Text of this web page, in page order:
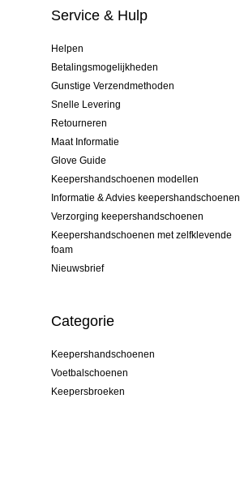
Service & Hulp
Helpen
Betalingsmogelijkheden
Gunstige Verzendmethoden
Snelle Levering
Retourneren
Maat Informatie
Glove Guide
Keepershandschoenen modellen
Informatie & Advies keepershandschoenen
Verzorging keepershandschoenen
Keepershandschoenen met zelfklevende
foam
Nieuwsbrief
Categorie
Keepershandschoenen
Voetbalschoenen
Keepersbroeken